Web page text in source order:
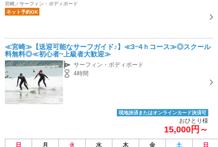
宮崎／サーフィン・ボディボード
ネット予約OK
≪宮崎≫【送迎可能なサーフガイド♪】≪3~4ｈコース≫◎スクール
料無料◎≪初心者~上級者大歓迎≫
サーフィン・ボディボード
4時間
現地決済またはオンラインカード決済可
おひとり様
15,000円～
日 月 火 水 木 金 土 日